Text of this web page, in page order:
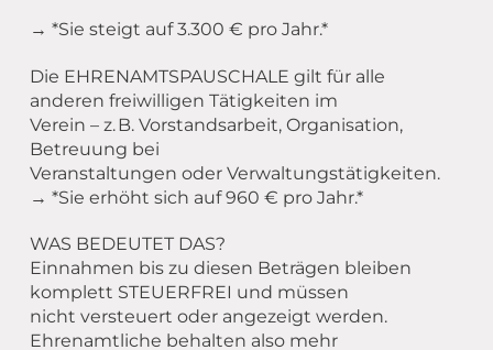
→ *Sie steigt auf 3.300 € pro Jahr.*
Die EHRENAMTSPAUSCHALE gilt für alle
anderen freiwilligen Tätigkeiten im
Verein – z. B. Vorstandsarbeit, Organisation,
Betreuung bei
Veranstaltungen oder Verwaltungstätigkeiten.
→ *Sie erhöht sich auf 960 € pro Jahr.*
WAS BEDEUTET DAS?
Einnahmen bis zu diesen Beträgen bleiben
komplett STEUERFREI und müssen
nicht versteuert oder angezeigt werden.
Ehrenamtliche behalten also mehr